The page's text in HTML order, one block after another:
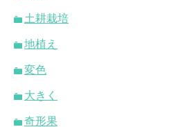
土耕栽培
地植え
変色
大きく
奇形果